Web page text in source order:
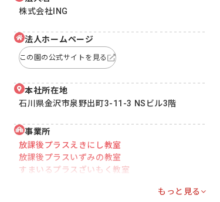
株式会社ING
法人ホームページ
この園の公式サイトを見る
本社所在地
石川県金沢市泉野出町3-11-3 NSビル3階
事業所
放課後プラスえきにし教室
放課後プラスいずみの教室
すまいるプラスざいもく教室
もっと見る